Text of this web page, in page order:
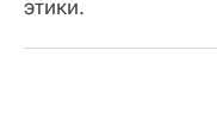
этики.